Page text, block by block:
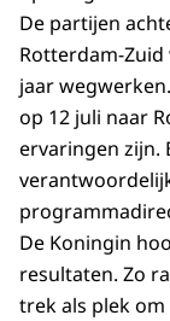
De partijen
Rotterdam-
jaar
op 12 juli naar
ervaringen zijn.
De Koningin
resultaten. Zo
trek als plek om